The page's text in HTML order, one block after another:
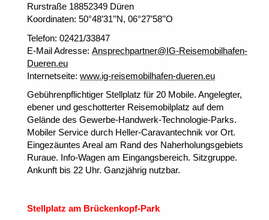
Rurstraße 18852349 Düren
Koordinaten: 50°48’31’’N, 06°27’58’’O
Telefon: 02421/33847
E-Mail Adresse: Ansprechpartner@IG-Reisemobilhafen-
Dueren.eu
Internetseite: www.ig-reisemobilhafen-dueren.eu
Gebührenpflichtiger Stellplatz für 20 Mobile. Angelegter,
ebener und geschotterter Reisemobilplatz auf dem
Gelände des Gewerbe-Handwerk-Technologie-Parks.
Mobiler Service durch Heller-Caravantechnik vor Ort.
Eingezäuntes Areal am Rand des Naherholungsgebiets
Ruraue. Info-Wagen am Eingangsbereich. Sitzgruppe.
Ankunft bis 22 Uhr. Ganzjährig nutzbar.
Stellplatz am Brückenkopf-Park